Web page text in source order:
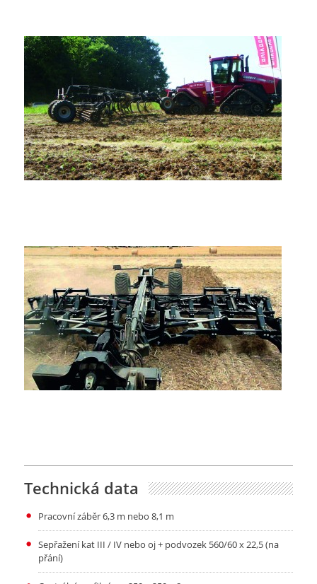
Technická data
Pracovní záběr 6,3 m nebo 8,1 m
Sepřažení kat III / IV nebo oj + podvozek 560/60 x 22,5 (na
přání)